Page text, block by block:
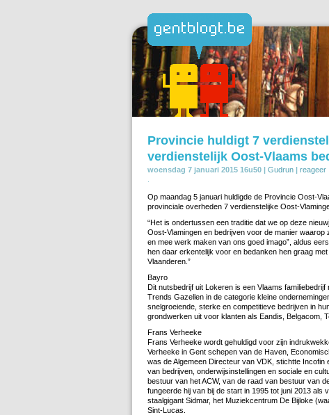
Provincie huldigt 7
verdienstelijk Oost-Vlaams
woensdag 7 januari 2015 16u50 | Gudrun | reageer
Op maandag 5 januari huldigde de Provincie Oost-
provinciale overheden 7 verdienstelijke Oost-
“Het is ondertussen een traditie dat we op deze
Oost-Vlamingen en bedrijven voor de manier
en mee werk maken van ons goed imago”, aldus
hen daar erkentelijk voor en bedanken hen graag
Vlaanderen.”
Bayro
Dit nutsbedrijf uit Lokeren is een Vlaams
Trends Gazellen in de categorie kleine
snelgroeiende, sterke en competitieve bedrijven in
grondwerken uit voor klanten als Eandis, Belgacom,
Frans Verheeke
Frans Verheeke wordt gehuldigd voor zijn
Verheeke in Gent schepen van de Haven,
was de Algemeen Directeur van VDK, stichtte
van bedrijven, onderwijsinstellingen en sociale en
bestuur van het ACW, van de raad van bestuur van
fungeerde hij van bij de start in 1995 tot juni 2013
staalgigant Sidmar, het Muziekcentrum De Bijloke
Sint-Lucas.